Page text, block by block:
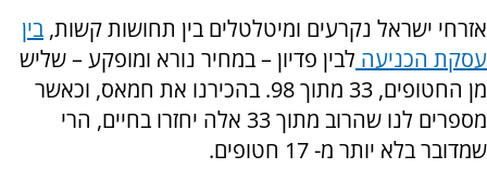
אזרחי ישראל נקרעים ומיטלטלים בין תחושות קשות, בין
עסקת הכניעה לבין פדיון – במחיר נורא ומופקע – שליש
מן החטופים, 33 מתוך 98. בהכירנו את חמאס, וכאשר
מספרים לנו שהרוב מתוך 33 אלה יחזרו בחיים, הרי
שמדובר בלא יותר מ- 17 חטופים.